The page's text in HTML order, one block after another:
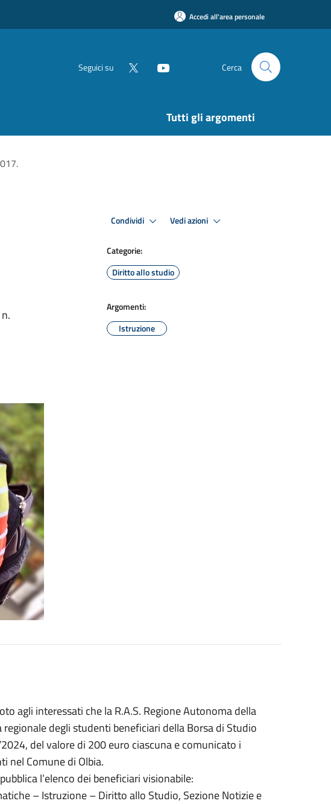
Accedi all'area personale
Seguici su Cerca
Tutti gli argomenti
Condividi Vedi azioni
Categorie:
Diritto allo studio
Argomenti:
Istruzione
agli interessati che la R.A.S. Regione Autonoma della
degli studenti beneficiari della Borsa di Studio
del valore di 200 euro ciascuna e comunicato i
nel Comune di Olbia.
l’elenco dei beneficiari visionabile:
– Istruzione – Diritto allo Studio, Sezione Notizie e